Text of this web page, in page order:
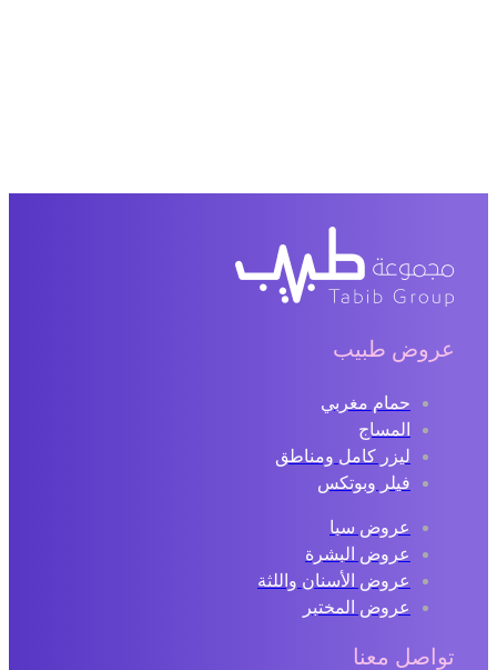
عروض طبيب
حمام مغربي
المساج
ليزر كامل ومناطق
فيلر وبوتكس
عروض سبا
عروض البشرة
عروض الأسنان واللثة
عروض المختبر
تواصل معنا